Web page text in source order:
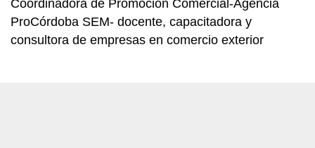
Coordinadora de Promoción Comercial-Agencia
ProCórdoba SEM- docente, capacitadora y
consultora de empresas en comercio exterior